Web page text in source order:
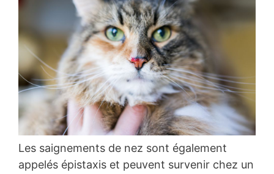
Les saignements de nez sont également
appelés épistaxis et peuvent survenir chez un